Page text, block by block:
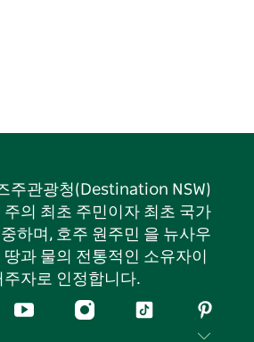
주관광청(Destination NSW)
주의 최초 주민이자 최초 국가
하며, 호주 원주민 을 뉴사우
과 물의 전통적인 소유자이
주자로 인정합니다.
유
인
틱
핀